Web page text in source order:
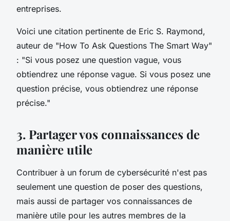
entreprises.
Voici une citation pertinente de Eric S. Raymond,
auteur de "How To Ask Questions The Smart Way"
: "Si vous posez une question vague, vous
obtiendrez une réponse vague. Si vous posez une
question précise, vous obtiendrez une réponse
précise."
3. Partager vos connaissances de
manière utile
Contribuer à un forum de cybersécurité n'est pas
seulement une question de poser des questions,
mais aussi de partager vos connaissances de
manière utile pour les autres membres de la